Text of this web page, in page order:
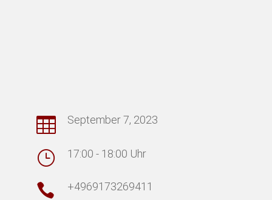
 September 7, 2023
} 17:00 - 18:00 Uhr
 +4969173269411